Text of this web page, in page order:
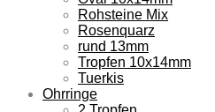
Rohsteine Mix
Rosenquarz
rund 13mm
Tropfen 10x14mm
Tuerkis
Ohrringe